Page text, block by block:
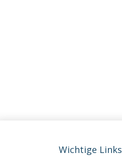
Wichtige Links